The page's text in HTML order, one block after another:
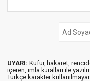
UYARI: Küfür, hakaret,
içeren, imla kuralları ile
Türkçe karakter